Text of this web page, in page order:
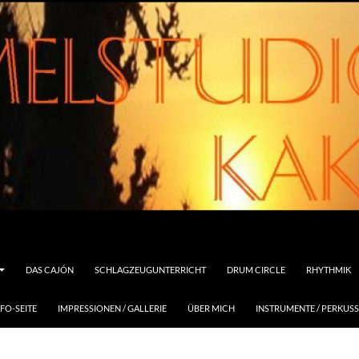
DAS CAJÓN SCHLAGZEUGUNTERRICHT DRUM CIRCLE RHYTHMIK
SEITE IMPRESSIONEN / GALLERIE ÜBER MICH INSTRUMENTE /